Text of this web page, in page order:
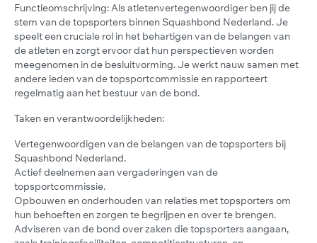
Functieomschrijving: Als atletenvertegenwoordiger ben jij de
stem van de topsporters binnen Squashbond Nederland. Je
speelt een cruciale rol in het behartigen van de belangen van
de atleten en zorgt ervoor dat hun perspectieven worden
meegenomen in de besluitvorming. Je werkt nauw samen met
andere leden van de topsportcommissie en rapporteert
regelmatig aan het bestuur van de bond.
Taken en verantwoordelijkheden:
Vertegenwoordigen van de belangen van de topsporters bij
Squashbond Nederland.
Actief deelnemen aan vergaderingen van de
topsportcommissie.
Opbouwen en onderhouden van relaties met topsporters om
hun behoeften en zorgen te begrijpen en over te brengen.
Adviseren van de bond over zaken die topsporters aangaan,